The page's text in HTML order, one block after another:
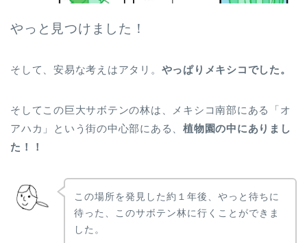
やっと見つけました！
そして、安易な考えはアタリ。 やっぱりメキシコでした。
そしてこの巨大サボテンの林は、メキシコ南部にある「オ
アハカ」という街の中心部にある、植物園の中にありまし
た！！
この場所を発見した約１年後、やっと待ちに
待った、このサボテン林に行くことができま
した。